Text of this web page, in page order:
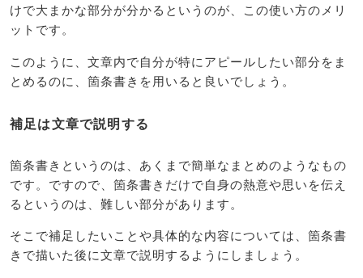
けで大まかな部分が分かるというのが、この使い方のメリ
ットです。
このように、文章内で自分が特にアピールしたい部分をま
とめるのに、箇条書きを用いると良いでしょう。
補足は文章で説明する
箇条書きというのは、あくまで簡単なまとめのようなもの
です。ですので、箇条書きだけで自身の熱意や思いを伝え
るというのは、難しい部分があります。
そこで補足したいことや具体的な内容については、箇条書
きで描いた後に文章で説明するようにしましょう。